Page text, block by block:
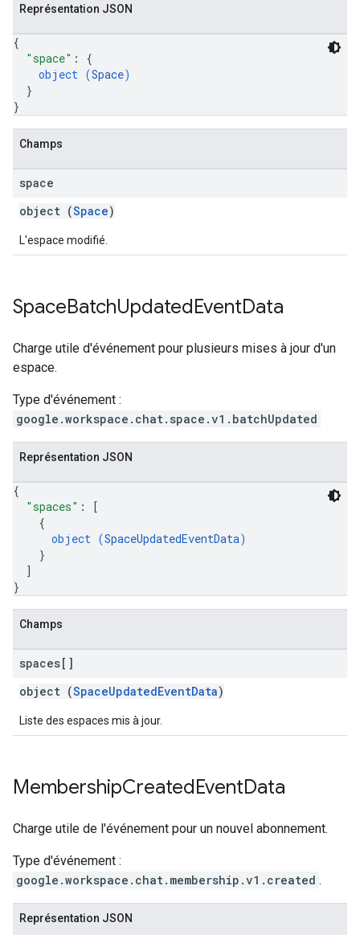
Représentation JSON
{
"space" : {
object (Space)
}
}
Champs
space
object (Space)
L'espace modifié.
SpaceBatchUpdatedEventData
Charge utile d'événement pour plusieurs mises à jour d'un
espace.
Type d'événement :
google.workspace.chat.space.v1.batchUpdated
Représentation JSON
{
"spaces" :
[
{
object (SpaceUpdatedEventData)
}
]
}
Champs
spaces[]
object (SpaceUpdatedEventData)
Liste des espaces mis à jour.
MembershipCreatedEventData
Charge utile de l'événement pour un nouvel abonnement.
Type d'événement :
google.workspace.chat.membership.v1.created .
Représentation JSON